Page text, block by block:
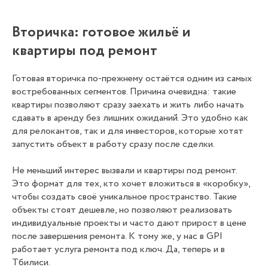
Вторичка: готовое жильё и
квартиры под ремонт
Готовая вторичка по-прежнему остаётся одним из самых
востребованных сегментов. Причина очевидна: такие
квартиры позволяют сразу заехать и жить либо начать
сдавать в аренду без лишних ожиданий. Это удобно как
для релокантов, так и для инвесторов, которые хотят
запустить объект в работу сразу после сделки.
Не меньший интерес вызвали и квартиры под ремонт.
Это формат для тех, кто хочет вложиться в «коробку»,
чтобы создать своё уникальное пространство. Такие
объекты стоят дешевле, но позволяют реализовать
индивидуальные проекты и часто дают прирост в цене
после завершения ремонта. К тому же, у нас в GPI
работает услуга ремонта под ключ. Да, теперь и в
Тбилиси.